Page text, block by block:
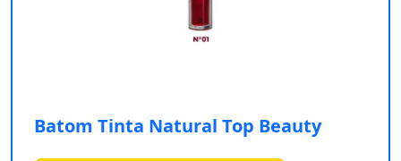
Batom Tinta Natural Top Beauty